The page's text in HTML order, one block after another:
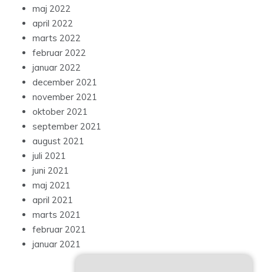
maj 2022
april 2022
marts 2022
februar 2022
januar 2022
december 2021
november 2021
oktober 2021
september 2021
august 2021
juli 2021
juni 2021
maj 2021
april 2021
marts 2021
februar 2021
januar 2021